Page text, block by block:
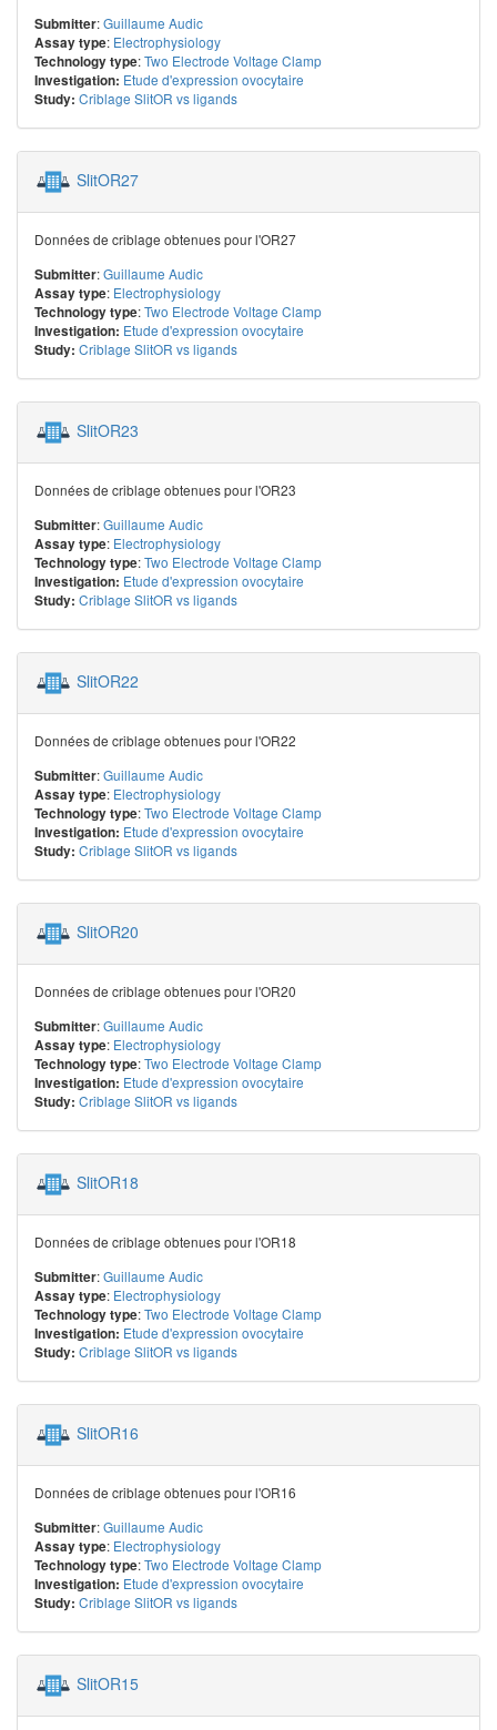
Submitter:Guillaume Audic
Assay type: Electrophysiology
Technology type:Two Electrode Voltage Clamp
Investigation: Etude d'expression ovocytaire
Study: Criblage SlitOR vs ligands
SlitOR27
Données de criblage obtenues pour l'OR27
Submitter:Guillaume Audic
Assay type: Electrophysiology
Technology type:Two Electrode Voltage Clamp
Investigation: Etude d'expression ovocytaire
Study: Criblage SlitOR vs ligands
SlitOR23
Données de criblage obtenues pour l'OR23
Submitter:Guillaume Audic
Assay type: Electrophysiology
Technology type:Two Electrode Voltage Clamp
Investigation: Etude d'expression ovocytaire
Study: Criblage SlitOR vs ligands
SlitOR22
Données de criblage obtenues pour l'OR22
Submitter:Guillaume Audic
Assay type: Electrophysiology
Technology type:Two Electrode Voltage Clamp
Investigation: Etude d'expression ovocytaire
Study: Criblage SlitOR vs ligands
SlitOR20
Données de criblage obtenues pour l'OR20
Submitter:Guillaume Audic
Assay type: Electrophysiology
Technology type:Two Electrode Voltage Clamp
Investigation: Etude d'expression ovocytaire
Study: Criblage SlitOR vs ligands
SlitOR18
Données de criblage obtenues pour l'OR18
Submitter:Guillaume Audic
Assay type: Electrophysiology
Technology type:Two Electrode Voltage Clamp
Investigation: Etude d'expression ovocytaire
Study: Criblage SlitOR vs ligands
SlitOR16
Données de criblage obtenues pour l'OR16
Submitter:Guillaume Audic
Assay type: Electrophysiology
Technology type:Two Electrode Voltage Clamp
Investigation: Etude d'expression ovocytaire
Study: Criblage SlitOR vs ligands
SlitOR15